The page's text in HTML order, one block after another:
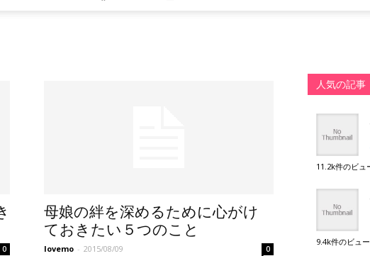
0
母娘の絆を深めるために心がけ
ておきたい５つのこと
lovemo - 2015/08/09 0
人気の記事
11.2k件のビュ
9.4k件のビュー